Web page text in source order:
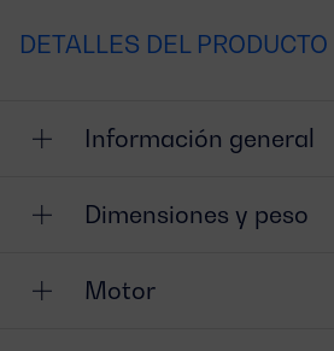
DETALLES DEL PRODUCTO
Información general
Dimensiones y peso
Motor